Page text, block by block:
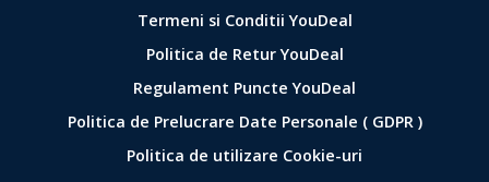
Termeni si Conditii YouDeal
Politica de Retur YouDeal
Regulament Puncte YouDeal
Politica de Prelucrare Date Personale ( GDPR )
Politica de utilizare Cookie-uri